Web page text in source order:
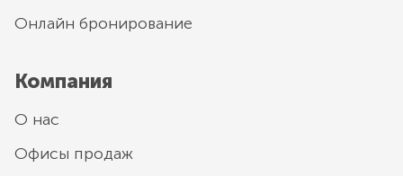
Онлайн бронирование
Компания
О нас
Офисы продаж